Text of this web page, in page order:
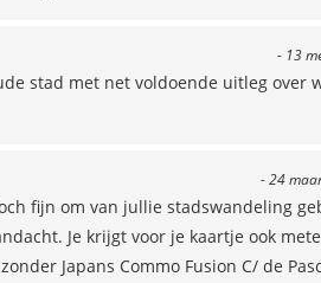
- 13
stad met net voldoende uitleg over
- 24
fijn om van jullie stadswandeling
Je krijgt voor je kaartje ook
Japans Commo Fusion C/ de